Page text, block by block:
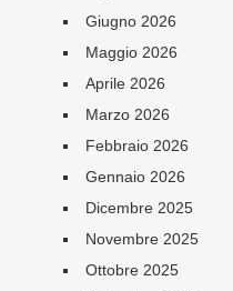
Giugno 2026
Maggio 2026
Aprile 2026
Marzo 2026
Febbraio 2026
Gennaio 2026
Dicembre 2025
Novembre 2025
Ottobre 2025